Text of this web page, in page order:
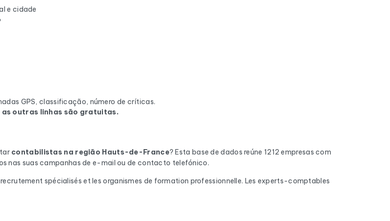
e cidade
GPS, classificação, número de críticas.
as outras linhas são gratuitas.
contabilistas na região Hauts-de-France? Esta base de dados reúne 1212 empresas com
nas suas campanhas de e-mail ou de contacto telefónico.
spécialisés et les organismes de formation professionnelle. Les experts-comptables
do Cleanmylist.email antes de ser incluído. Os endereços inválidos, as caixas de